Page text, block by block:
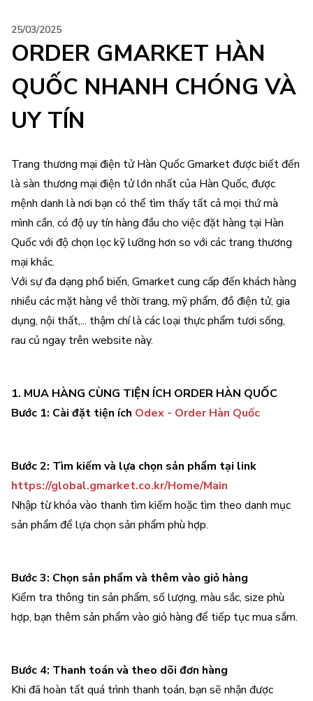
25/03/2025
ORDER GMARKET HÀN
QUỐC NHANH CHÓNG VÀ
UY TÍN
Trang thương mại điện tử Hàn Quốc Gmarket được biết đến
là sàn thương mại điện tử lớn nhất của Hàn Quốc, được
mệnh danh là nơi bạn có thể tìm thấy tất cả mọi thứ mà
mình cần, có độ uy tín hàng đầu cho việc đặt hàng tại Hàn
Quốc với độ chọn lọc kỹ lưỡng hơn so với các trang thương
mại khác.
Với sự đa dạng phổ biến, Gmarket cung cấp đến khách hàng
nhiều các mặt hàng về thời trang, mỹ phẩm, đồ điện tử, gia
dụng, nội thất,... thậm chí là các loại thực phẩm tươi sống,
rau củ ngay trên website này.
1. MUA HÀNG CÙNG TIỆN ÍCH ORDER HÀN QUỐC
Bước 1: Cài đặt tiện ích Odex - Order Hàn Quốc
Bước 2: Tìm kiếm và lựa chọn sản phẩm tại link
https://global.gmarket.co.kr/Home/Main
Nhập từ khóa vào thanh tìm kiếm hoặc tìm theo danh mục
sản phẩm để lựa chọn sản phẩm phù hợp.
Bước 3: Chọn sản phẩm và thêm vào giỏ hàng
Kiểm tra thông tin sản phẩm, số lượng, màu sắc, size phù
hợp, bạn thêm sản phẩm vào giỏ hàng để tiếp tục mua sắm.
Bước 4: Thanh toán và theo dõi đơn hàng
Khi đã hoàn tất quá trình thanh toán, bạn sẽ nhận được